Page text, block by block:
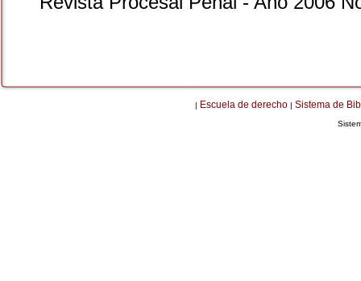
| Escuela de derecho | Sistema de